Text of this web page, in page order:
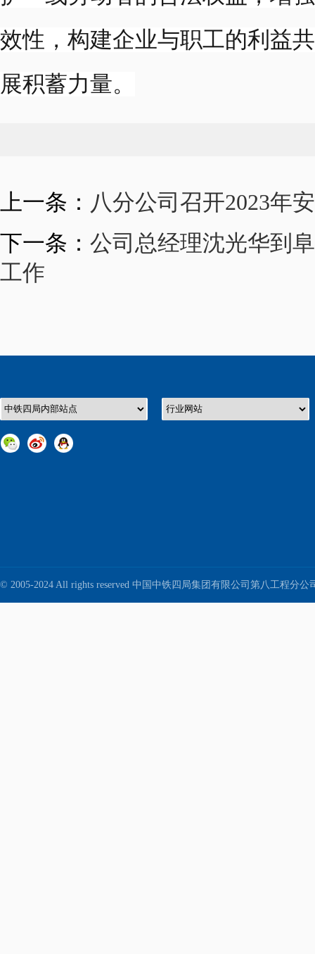
效性，构建企业与职工的利益
展积蓄力量。
上一条： 八分公司召开2023年
下一条： 公司总经理沈光华到
工作
© 2005-2024 All rights reserved 中国中铁四局集团有限公司第八工程分